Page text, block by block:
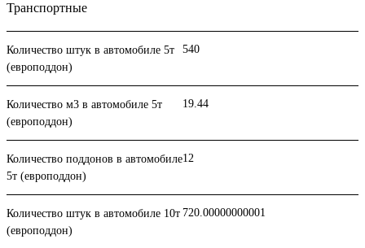
Транспортные
Количество штук в автомобиле 5т
(европоддон)
540
Количество м3 в автомобиле 5т
(европоддон)
19.44
Количество поддонов в автомобиле
5т (европоддон)
12
Количество штук в автомобиле 10т
(европоддон)
720.00000000001